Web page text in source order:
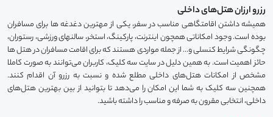
رزرو ارزان هتل‌های داخلی
همیشه داشتن اقامتگاهی مناسب در سفر، یکی از مهترین دغدغه ها برای مسافران
بوده است. وجود امکاناتی همچون اینترنت، پارکینگ، استخر، سالنهای ورزشی، رستوران،
چگونگی شرایط کنسلی و… از جمله مواردی هستند که برای اقامت مسافران در هتل ها
حائز اهمیت است. به همین دلیل در سایت سه کلیک، کاربران می‌توانند به صورت کاملا
مشخص از امکانات هتل‌های داخلی مطلع شده و نسبت به رزرو آن اقدام کنند.
همچنین سه کلیک به شما این امکان را می‌دهد تا بتوانید از بین بهترین هتل‌های
داخلی، انتخابی مقرون به صرفه و مناسب را داشته باشید.